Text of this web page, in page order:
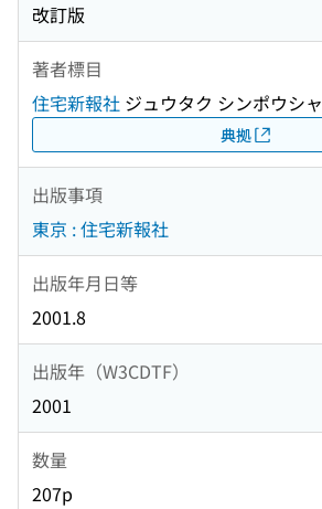
改訂版
著者標目
住宅新報社 ジュウタク シンポウシャ
典拠
出版事項
東京 : 住宅新報社
出版年月日等
2001.8
出版年（W3CDTF）
2001
数量
207p